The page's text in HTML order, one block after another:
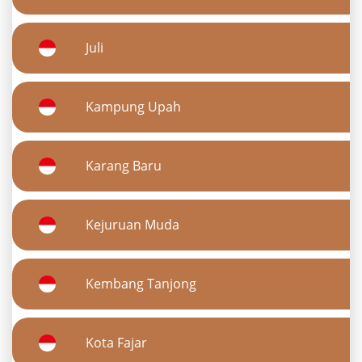
Juli
Kampung Upah
Karang Baru
Kejuruan Muda
Kembang Tanjong
Kota Fajar